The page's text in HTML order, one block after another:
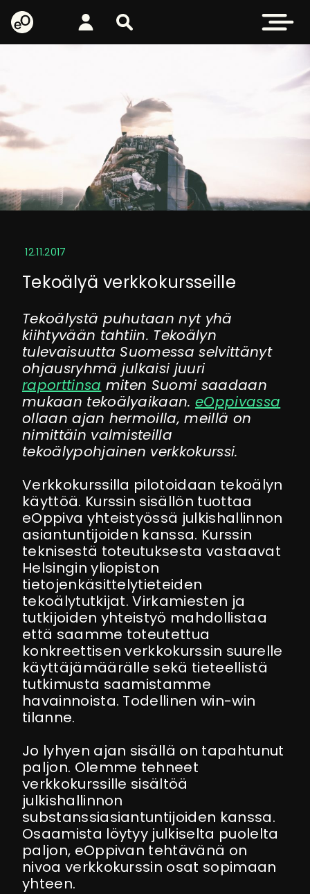
eOppiva - Etusivulle
Kirjaudu Etsi sivustolta Avaa
12.11.2017
Tekoälyä verkkokursseille
Tekoälystä puhutaan nyt yhä
kiihtyvään tahtiin. Tekoälyn
tulevaisuutta Suomessa selvittänyt
ohjausryhmä julkaisi juuri
raporttinsa miten Suomi saadaan
mukaan tekoälyaikaan.eOppivassa
ollaan ajan hermoilla, meillä on
nimittäin valmisteilla
tekoälypohjainen verkkokurssi.
Verkkokurssilla pilotoidaan tekoälyn
käyttöä. Kurssin sisällön tuottaa
eOppiva yhteistyössä julkishallinnon
asiantuntijoiden kanssa. Kurssin
teknisestä toteutuksesta vastaavat
Helsingin yliopiston
tietojenkäsittelytieteiden
tekoälytutkijat. Virkamiesten ja
tutkijoiden yhteistyö mahdollistaa
että saamme toteutettua
konkreettisen verkkokurssin suurelle
käyttäjämäärälle sekä tieteellistä
tutkimusta saamistamme
havainnoista. Todellinen win-win
tilanne.
Jo lyhyen ajan sisällä on tapahtunut
paljon. Olemme tehneet
verkkokurssille sisältöä
julkishallinnon
substanssiasiantuntijoiden kanssa.
Osaamista löytyy julkiselta puolelta
paljon, eOppivan tehtävänä on
nivoa verkkokurssin osat sopimaan
yhteen.